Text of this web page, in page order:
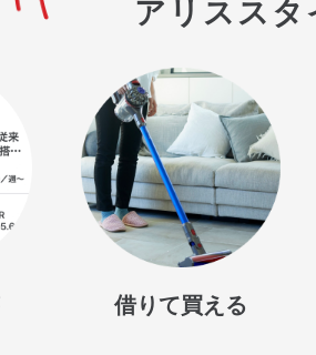
アリスス
借りて買える